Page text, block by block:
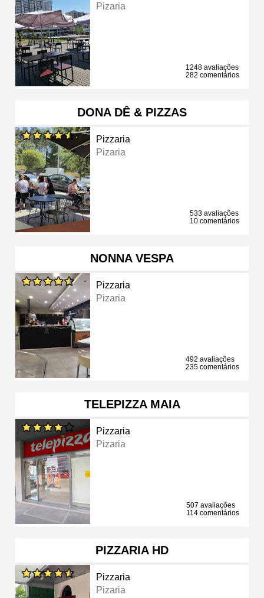
Pizaria
1248 avaliações
282 comentários
DONA DÊ & PIZZAS
Pizzaria
Pizaria
533 avaliações
10 comentários
NONNA VESPA
Pizzaria
Pizaria
492 avaliações
235 comentários
TELEPIZZA MAIA
Pizzaria
Pizaria
507 avaliações
114 comentários
PIZZARIA HD
Pizzaria
Pizaria